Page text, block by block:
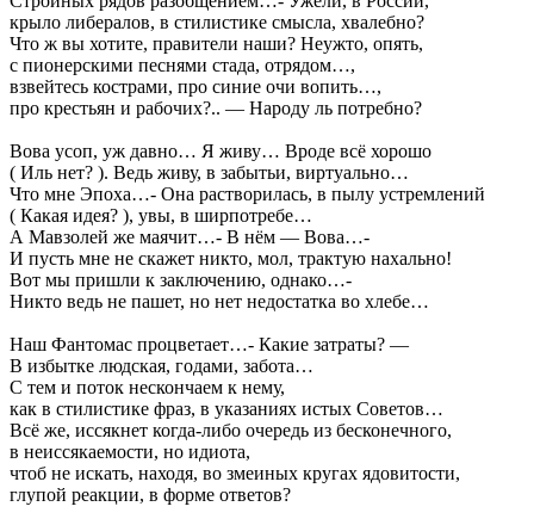
крыло либералов, в стилистике смысла, хвалебно?
Что ж вы хотите, правители наши? Неужто, опять,
с пионерскими песнями стада, отрядом…,
взвейтесь кострами, про синие очи вопить…,
про крестьян и рабочих?.. — Народу ль потребно?
Вова усоп, уж давно… Я живу… Вроде всё хорошо
( Иль нет? ). Ведь живу, в забытьи, виртуально…
Что мне Эпоха…- Она растворилась, в пылу устремлений
( Какая идея? ), увы, в ширпотребе…
А Мавзолей же маячит…- В нём — Вова…-
И пусть мне не скажет никто, мол, трактую нахально!
Вот мы пришли к заключению, однако…-
Никто ведь не пашет, но нет недостатка во хлебе…
Наш Фантомас процветает…- Какие затраты? —
В избытке людская, годами, забота…
С тем и поток нескончаем к нему,
как в стилистике фраз, в указаниях истых Советов…
Всё же, иссякнет когда-либо очередь из бесконечного,
в неиссякаемости, но идиота,
чтоб не искать, находя, во змеиных кругах ядовитости,
глупой реакции, в форме ответов?